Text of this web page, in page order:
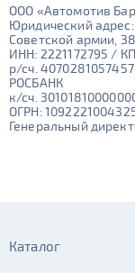
ООО «Автомотив
Юридический адрес:
Советской армии,
ИНН: 2221172795 /
р/сч.
РОСБАНК
к/сч.
ОГРН:
Генеральный
Каталог